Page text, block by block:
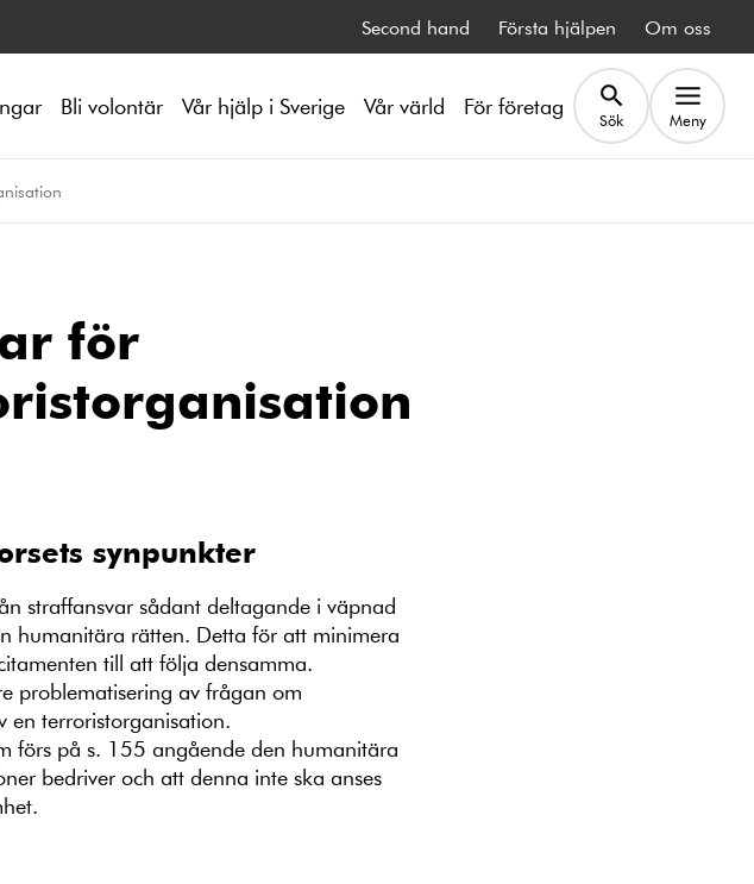
Second hand Första hjälpen Om oss
Bli volontär Vår hjälp i Sverige Vår värld För företag Sök Meny
för
synpunkter
straffansvar sådant deltagande i väpnad
humanitära rätten. Detta för att minimera
till att följa densamma.
problematisering av frågan om
en terroristorganisation.
förs på s. 155 angående den humanitära
bedriver och att denna inte ska anses